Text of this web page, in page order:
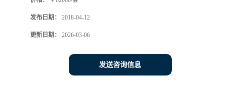
发布日期： 2018-04-12
更新日期： 2026-03-06
发送咨询信息